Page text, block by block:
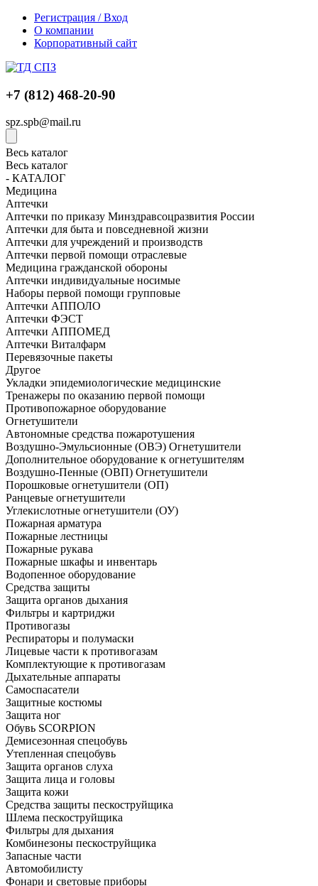
Регистрация / Вход
О компании
Корпоративный сайт
+7 (812) 468-20-90
spz.spb@mail.ru
Весь каталог
Весь каталог
- КАТАЛОГ
Медицина
Аптечки
Аптечки по приказу Минздравсоцразвития России
Аптечки для быта и повседневной жизни
Аптечки для учреждений и производств
Аптечки первой помощи отраслевые
Медицина гражданской обороны
Аптечки индивидуальные носимые
Наборы первой помощи групповые
Аптечки АППОЛО
Аптечки ФЭСТ
Аптечки АППОМЕД
Аптечки Виталфарм
Перевязочные пакеты
Другое
Укладки эпидемиологические медицинские
Тренажеры по оказанию первой помощи
Противопожарное оборудование
Огнетушители
Автономные средства пожаротушения
Воздушно-Эмульсионные (ОВЭ) Огнетушители
Дополнительное оборудование к огнетушителям
Воздушно-Пенные (ОВП) Огнетушители
Порошковые огнетушители (ОП)
Ранцевые огнетушители
Углекислотные огнетушители (ОУ)
Пожарная арматура
Пожарные лестницы
Пожарные рукава
Пожарные шкафы и инвентарь
Водопенное оборудование
Средства защиты
Защита органов дыхания
Фильтры и картриджи
Противогазы
Респираторы и полумаски
Лицевые части к противогазам
Комплектующие к противогазам
Дыхательные аппараты
Самоспасатели
Защитные костюмы
Защита ног
Обувь SCORPION
Демисезонная спецобувь
Утепленная спецобувь
Защита органов слуха
Защита лица и головы
Защита кожи
Средства защиты пескоструйщика
Шлема пескоструйщика
Фильтры для дыхания
Комбинезоны пескоструйщика
Запасные части
Автомобилисту
Фонари и световые приборы